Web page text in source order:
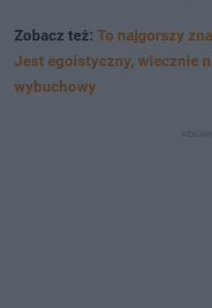
Zobacz też: To najgorszy
Jest egoistyczny, wiecznie
wybuchowy